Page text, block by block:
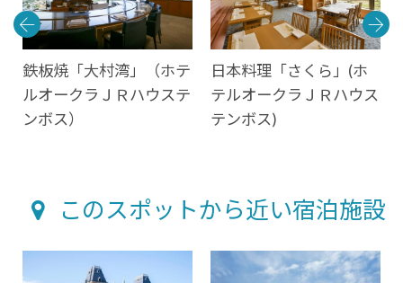
鉄板焼「大村湾」（ホテ
ルオークラＪＲハウステ
ンボス）
日本料理「さくら」(ホ
テルオークラＪＲハウス
テンボス)
このスポットから近い宿泊施設